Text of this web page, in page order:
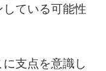
ている可能性
支点を意識し